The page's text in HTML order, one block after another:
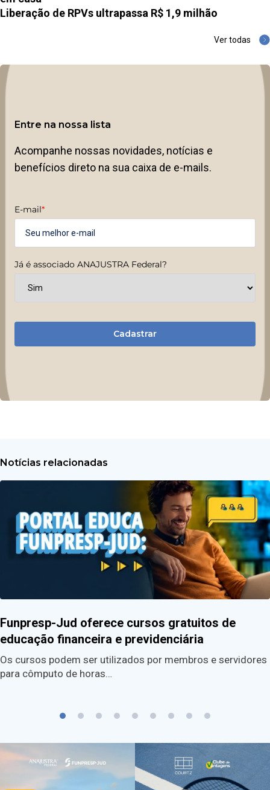
Liberação de RPVs ultrapassa R$ 1,9 milhão
Ver todas
Entre na nossa lista
Acompanhe nossas novidades, notícias e
benefícios direto na sua caixa de e-mails.
E-mail*
Já é associado ANAJUSTRA Federal?
Cadastrar
Notícias relacionadas
Funpresp-Jud oferece cursos gratuitos de
educação financeira e previdenciária
Os cursos podem ser utilizados por membros e servidores
para cômputo de horas…